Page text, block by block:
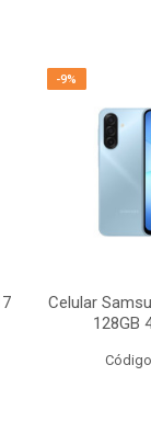
-9%
Celular
128GB